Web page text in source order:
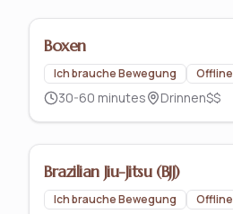
Boxen
Ich brauche Bewegung Offline
30-60 minutes Drinnen$$
Brazilian Jiu-Jitsu (BJJ)
Ich brauche Bewegung Offline